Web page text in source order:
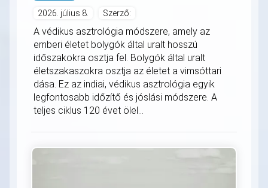
2026. július 8. Szerző:
A védikus asztrológia módszere, amely az
emberi életet bolygók által uralt hosszú
időszakokra osztja fel. Bolygók által uralt
életszakaszokra osztja az életet a vimsóttari
dása. Ez az indiai, védikus asztrológia egyik
legfontosabb időzítő és jóslási módszere. A
teljes ciklus 120 évet ölel...